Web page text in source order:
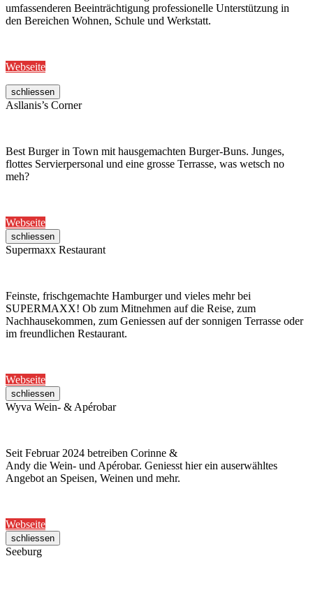
umfassenderen Beeinträchtigung professionelle Unterstützung in
den Bereichen Wohnen, Schule und Werkstatt.
Webseite
schliessen
Asllanis’s Corner
Best Burger in Town mit hausgemachten Burger-Buns. Junges,
flottes Servierpersonal und eine grosse Terrasse, was wetsch no
meh?
Webseite
schliessen
Supermaxx Restaurant
Feinste, frischgemachte Hamburger und vieles mehr bei
SUPERMAXX! Ob zum Mitnehmen auf die Reise, zum
Nachhausekommen, zum Geniessen auf der sonnigen Terrasse oder
im freundlichen Restaurant.
Webseite
schliessen
Wyva Wein- & Apérobar
Seit Februar 2024 betreiben Corinne &
Andy die Wein- und Apérobar. Geniesst hier ein auserwähltes
Angebot an Speisen, Weinen und mehr.
Webseite
schliessen
Seeburg